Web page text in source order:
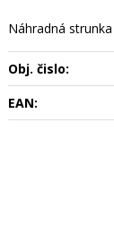
Náhradná
Obj. čislo:
EAN: